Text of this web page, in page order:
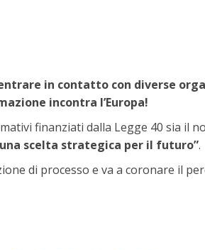
in contatto con diverse
incontra l’Europa!
finanziati dalla Legge 40 sia il
scelta strategica per il futuro”.
di processo e va a coronare il